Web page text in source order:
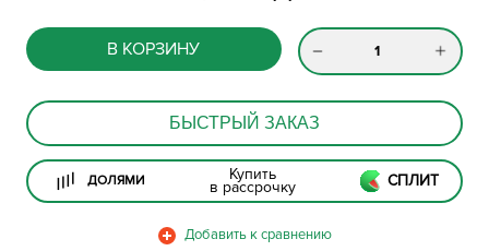
В КОРЗИНУ
БЫСТРЫЙ ЗАКАЗ
ДОЛЯМИ Купить
в рассрочку СПЛИТ